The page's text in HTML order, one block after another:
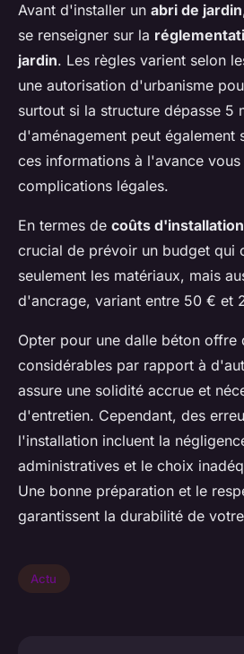
Avant d'installer un abri de jardin
se renseigner sur la
jardin. Les règles varient selon
une autorisation d'urbanisme
surtout si la structure dépasse 5
d'aménagement peut également
ces informations à l'avance
complications légales.
En termes de coûts
crucial de prévoir un budget qui
seulement les matériaux, mais
d'ancrage, variant entre 50 € et
Opter pour une dalle béton offre
considérables par rapport à
assure une solidité accrue et
d'entretien. Cependant, des
l'installation incluent la
administratives et le choix
Une bonne préparation et le
garantissent la durabilité de
Actu